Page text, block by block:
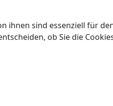
ihnen sind essenziell für
ob Sie die